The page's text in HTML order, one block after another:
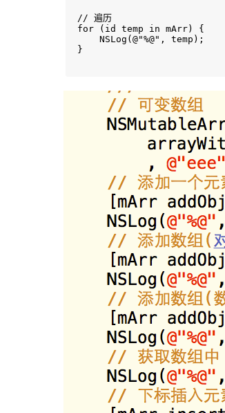
// 遍历
for (id temp in mArr) {
    NSLog(@"%@", temp);
}